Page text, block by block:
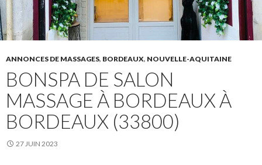
ANNONCES DE MASSAGES, BORDEAUX, NOUVELLE-AQUITAINE
BONSPA DE SALON
MASSAGE À BORDEAUX À
BORDEAUX (33800)
27 JUIN 2023